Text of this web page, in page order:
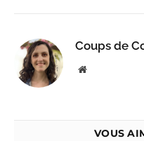
Coups de
Website
VOUS